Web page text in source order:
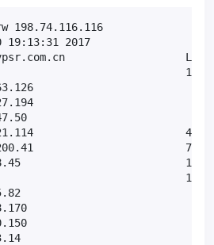
198.74.116.116
19:13:31 2017
0.0%
0.0%
0.0%